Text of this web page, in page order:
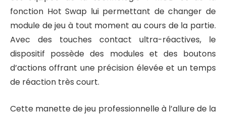
fonction Hot Swap lui permettant de changer de
module de jeu à tout moment au cours de la partie.
Avec des touches contact ultra-réactives, le
dispositif possède des modules et des boutons
d’actions offrant une précision élevée et un temps
de réaction très court.
Cette manette de jeu professionnelle à l’allure de la